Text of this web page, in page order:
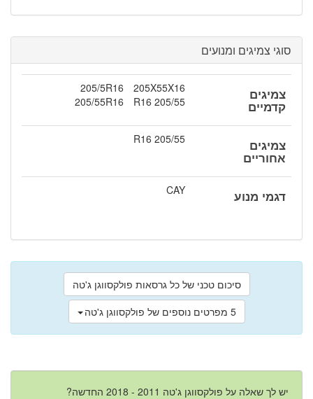
סוגי צמיגים ומנועים
צמיגים
קדמיים
205X55X16
205/5R16
205/55 R16
205/55R16
צמיגים
אחוריים
205/55 R16
דגמי מנוע CAY
סיכום טכני של כל גרסאות פולקסווגן ג'טה
5 מפרטים נוספים של פולקסווגן ג'טה
יש לך שאלה על פולקסווגן ג'טה 2011 - 2018 החדשה?